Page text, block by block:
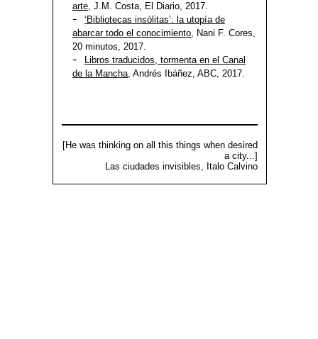
arte, J.M. Costa, El Diario, 2017.
‘Bibliotecas insólitas’: la utopía de
abarcar todo el conocimiento, Nani F. Cores,
20 minutos, 2017.
Libros traducidos, tormenta en el Canal
de la Mancha, Andrés Ibáñez, ABC, 2017.
[He was thinking on all this things when desired
a city...]
Las ciudades invisibles, Italo Calvino